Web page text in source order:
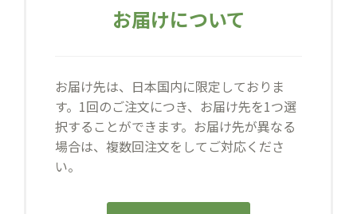
お届けについて
お届け先は、日本国内に限定しておりま
す。1回のご注文につき、お届け先を1つ選
択することができます。お届け先が異なる
場合は、複数回注文をしてご対応くださ
い。